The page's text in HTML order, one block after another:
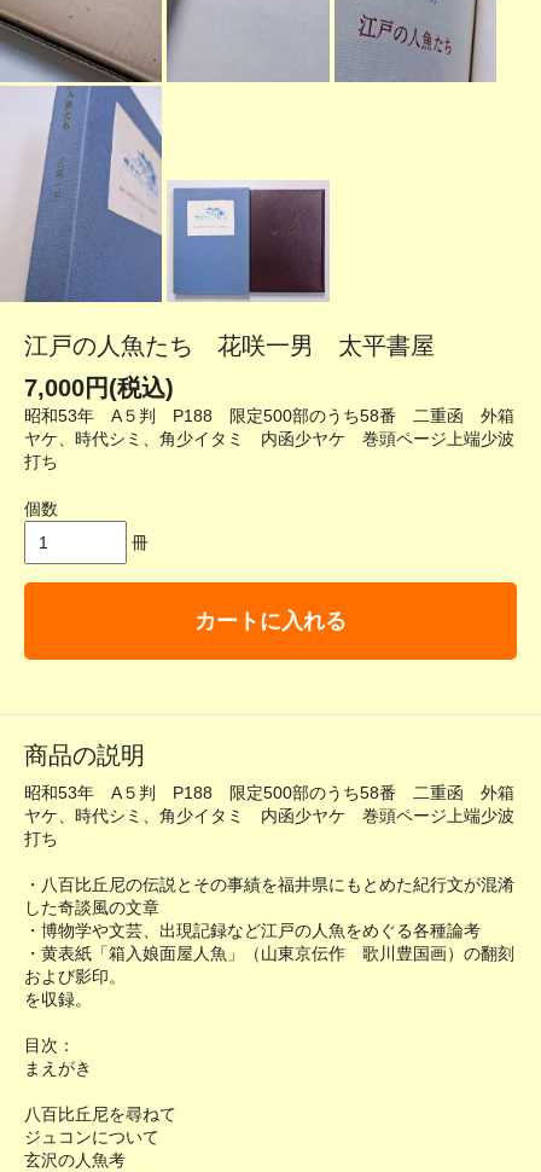
江戸の人魚たち 花咲一男 太平書屋
7,000円(税込)
昭和53年 A５判 P188 限定500部のうち58番 二重函 外箱
ヤケ、時代シミ、角少イタミ 内函少ヤケ 巻頭ページ上端少波
打ち
個数
冊
カートに入れる
商品の説明
昭和53年 A５判 P188 限定500部のうち58番 二重函 外箱
ヤケ、時代シミ、角少イタミ 内函少ヤケ 巻頭ページ上端少波
打ち
・八百比丘尼の伝説とその事績を福井県にもとめた紀行文が混淆
した奇談風の文章
・博物学や文芸、出現記録など江戸の人魚をめぐる各種論考
・黄表紙「箱入娘面屋人魚」（山東京伝作 歌川豊国画）の翻刻
および影印。
を収録。
目次：
まえがき
八百比丘尼を尋ねて
ジュコンについて
玄沢の人魚考